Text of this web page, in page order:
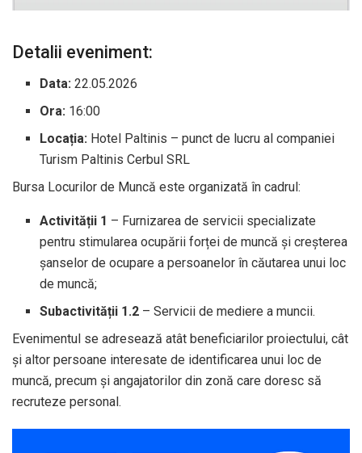
Detalii eveniment:
Data: 22.05.2026
Ora: 16:00
Locația: Hotel Paltinis – punct de lucru al companiei
Turism Paltinis Cerbul SRL
Bursa Locurilor de Muncă este organizată în cadrul:
Activității 1 – Furnizarea de servicii specializate
pentru stimularea ocupării forței de muncă și creșterea
șanselor de ocupare a persoanelor în căutarea unui loc
de muncă;
Subactivității 1.2 – Servicii de mediere a muncii.
Evenimentul se adresează atât beneficiarilor proiectului, cât
și altor persoane interesate de identificarea unui loc de
muncă, precum și angajatorilor din zonă care doresc să
recruteze personal.